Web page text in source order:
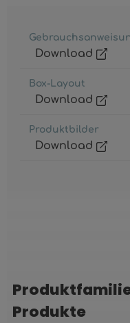
Download
Box-Layout
Download
Produktbilder
Download
Produktgalerie
Produkte